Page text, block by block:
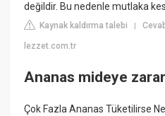
değildir. Bu nedenle mutlaka
Kaynak kaldırma talebi |
lezzet.com.tr
Ananas mideye
Çok Fazla Ananas Tüketilirse